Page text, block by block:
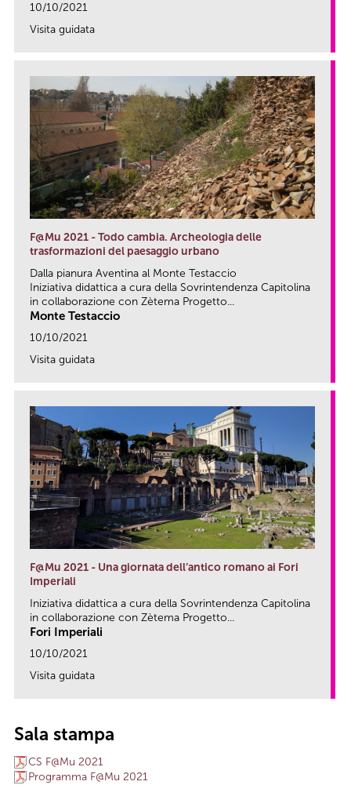
10/10/2021
Visita guidata
F@Mu 2021 - Todo cambia. Archeologia delle
trasformazioni del paesaggio urbano
Dalla pianura Aventina al Monte Testaccio
Iniziativa didattica a cura della Sovrintendenza Capitolina
in collaborazione con Zètema Progetto...
Monte Testaccio
10/10/2021
Visita guidata
F@Mu 2021 - Una giornata dell’antico romano ai Fori
Imperiali
Iniziativa didattica a cura della Sovrintendenza Capitolina
in collaborazione con Zètema Progetto...
Fori Imperiali
10/10/2021
Visita guidata
Sala stampa
CS F@Mu 2021
Programma F@Mu 2021